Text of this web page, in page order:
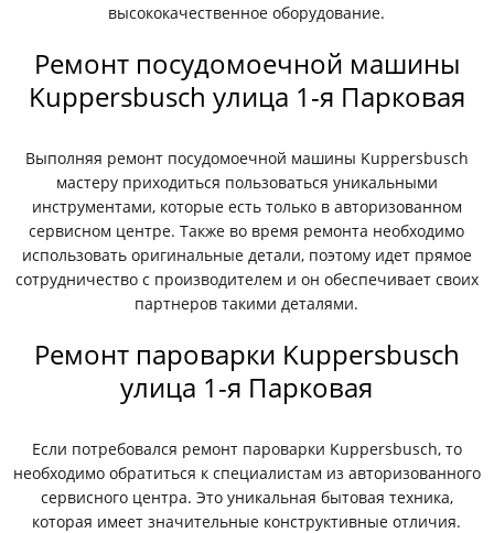
высококачественное оборудование.
Ремонт посудомоечной машины
Kuppersbusch улица 1-я Парковая
Выполняя ремонт посудомоечной машины Kuppersbusch
мастеру приходиться пользоваться уникальными
инструментами, которые есть только в авторизованном
сервисном центре. Также во время ремонта необходимо
использовать оригинальные детали, поэтому идет прямое
сотрудничество с производителем и он обеспечивает своих
партнеров такими деталями.
Ремонт пароварки Kuppersbusch
улица 1-я Парковая
Если потребовался ремонт пароварки Kuppersbusch, то
необходимо обратиться к специалистам из авторизованного
сервисного центра. Это уникальная бытовая техника,
которая имеет значительные конструктивные отличия.